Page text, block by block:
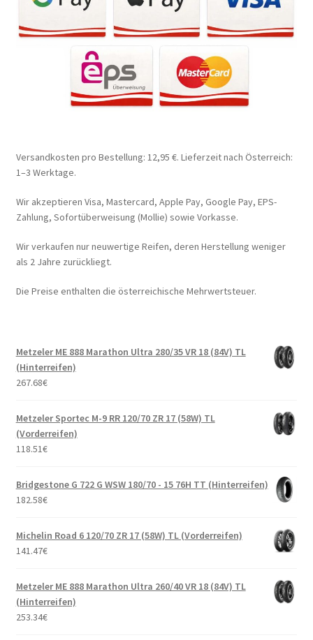
Versandkosten pro Bestellung: 12,95 €. Lieferzeit nach Österreich:
1–3 Werktage.
Wir akzeptieren Visa, Mastercard, Apple Pay, Google Pay, EPS-
Zahlung, Sofortüberweisung (Mollie) sowie Vorkasse.
Wir verkaufen nur neuwertige Reifen, deren Herstellung weniger
als 2 Jahre zurückliegt.
Die Preise enthalten die österreichische Mehrwertsteuer.
Metzeler ME 888 Marathon Ultra 280/35 VR 18 (84V) TL
(Hinterreifen)
267.68€
Metzeler Sportec M-9 RR 120/70 ZR 17 (58W) TL
(Vorderreifen)
118.51€
Bridgestone G 722 G WSW 180/70 - 15 76H TT (Hinterreifen)
182.58€
Michelin Road 6 120/70 ZR 17 (58W) TL (Vorderreifen)
141.47€
Metzeler ME 888 Marathon Ultra 260/40 VR 18 (84V) TL
(Hinterreifen)
253.34€